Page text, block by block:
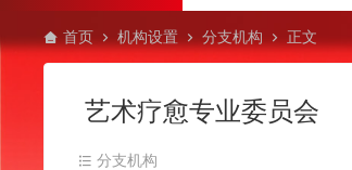
首页 机构设置 分支机构 正文
艺术疗愈专业委员会
分支机构